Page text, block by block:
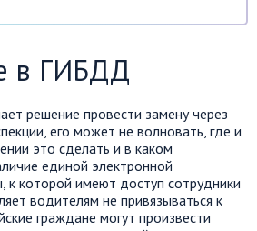
в ГИБДД
решение провести замену через
его может не волновать, где и
это сделать и в каком
единой электронной
которой имеют доступ сотрудники
водителям не привязываться к
граждане могут произвести